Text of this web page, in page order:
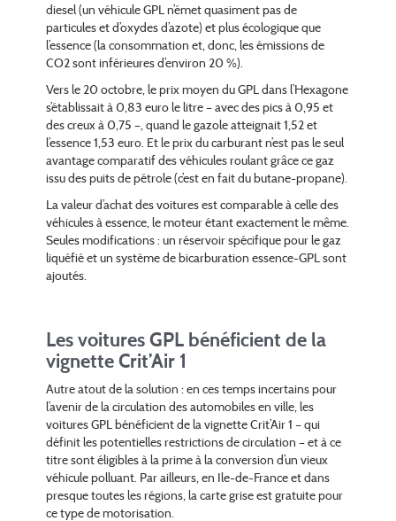
diesel (un véhicule GPL n’émet quasiment pas de
particules et d’oxydes d’azote) et plus écologique que
l’essence (la consommation et, donc, les émissions de
CO2 sont inférieures d’environ 20 %).
Vers le 20 octobre, le prix moyen du GPL dans l’Hexagone
s’établissait à 0,83 euro le litre – avec des pics à 0,95 et
des creux à 0,75 –, quand le gazole atteignait 1,52 et
l’essence 1,53 euro. Et le prix du carburant n’est pas le seul
avantage comparatif des véhicules roulant grâce ce gaz
issu des puits de pétrole (c’est en fait du butane-propane).
La valeur d’achat des voitures est comparable à celle des
véhicules à essence, le moteur étant exactement le même.
Seules modifications : un réservoir spécifique pour le gaz
liquéfié et un système de bicarburation essence-GPL sont
ajoutés.
Les voitures GPL bénéficient de la
vignette Crit’Air 1
Autre atout de la solution : en ces temps incertains pour
l’avenir de la circulation des automobiles en ville, les
voitures GPL bénéficient de la vignette Crit’Air 1 – qui
définit les potentielles restrictions de circulation – et à ce
titre sont éligibles à la prime à la conversion d’un vieux
véhicule polluant. Par ailleurs, en Ile-de-France et dans
presque toutes les régions, la carte grise est gratuite pour
ce type de motorisation.